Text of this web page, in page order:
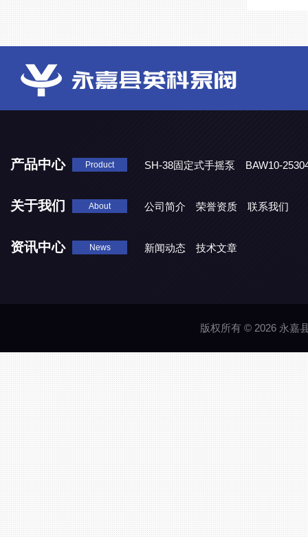
产品中心 Product SH-38固定式手摇泵
BAW10-
关于我们 About 公司简介 荣誉资质 联系我们
资讯中心 News 新闻动态 技术文章
版权所有 © 2026 永嘉